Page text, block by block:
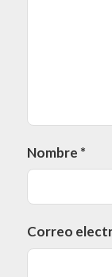
Nombre *
Correo